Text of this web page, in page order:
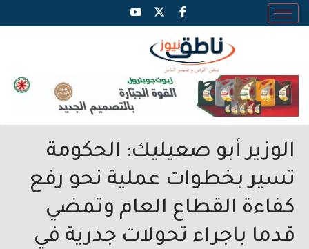
الوزير أبو صعيليك: الحكومة
تسير بخطوات عملية نحو رفع
كفاءة القطاع العام وتمضي
قدما باجراء تحولات جدرية في